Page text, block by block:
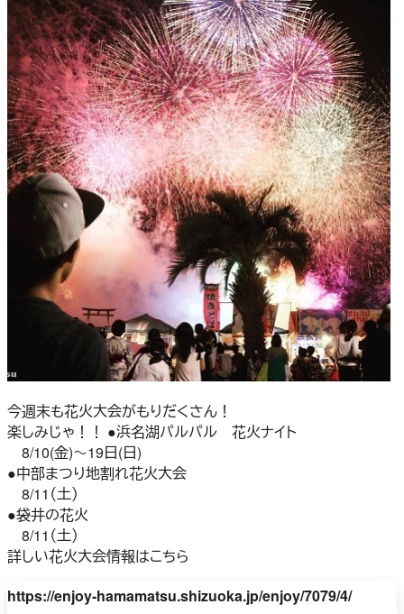
今週末も花火大会がもりだくさん！
楽しみじゃ！！ ●浜名湖パルパル 花火ナイト
8/10(金)～19日(日)
●中部まつり地割れ花火大会
8/11（土）
●袋井の花火
8/11（土）
詳しい花火大会情報はこちら
https://enjoy-hamamatsu.shizuoka.jp/enjoy/7079/4/